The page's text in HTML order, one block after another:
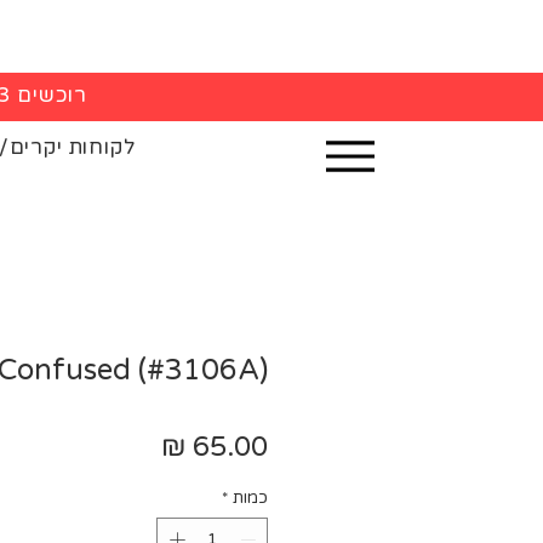
רוכשים 3 חולצות - 5% הנחה בקופה
לקוחות
(#3106A)
כמות *